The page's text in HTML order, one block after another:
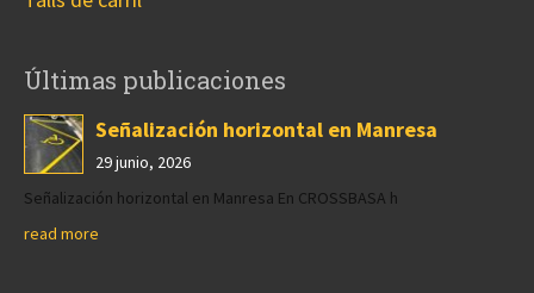
Últimas publicaciones
Señalización horizontal en Manresa
29 junio, 2026
Señalización horizontal en Manresa En CROSSBASA h
read more